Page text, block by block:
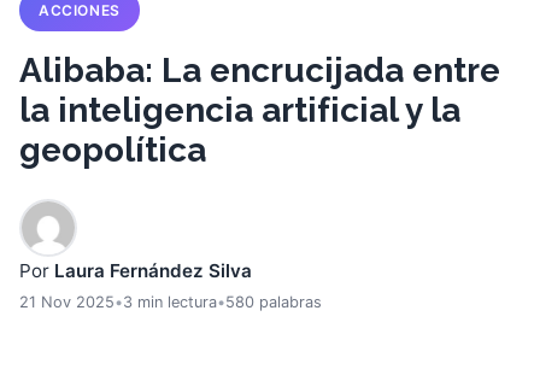
ACCIONES
Alibaba: La encrucijada entre
la inteligencia artificial y la
geopolítica
Por Laura Fernández Silva
21 Nov 2025•3 min lectura•580 palabras